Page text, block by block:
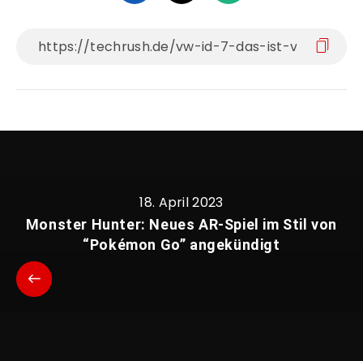
18. April 2023
Monster Hunter: Neues AR-Spiel im Stil von
“Pokémon Go” angekündigt